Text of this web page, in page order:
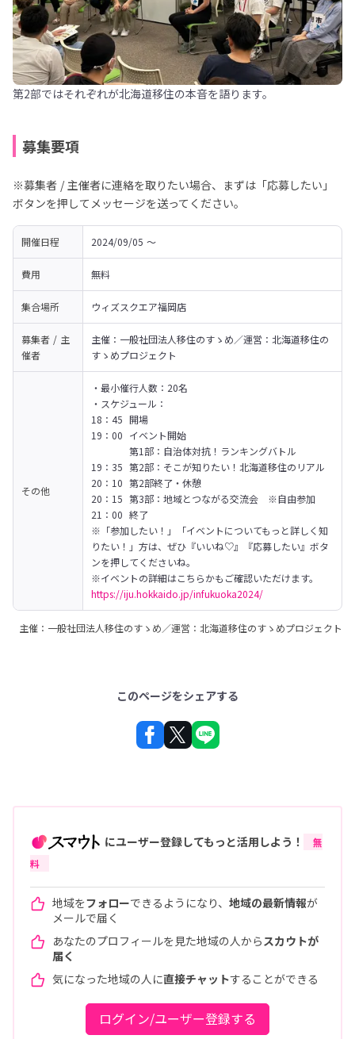
第2部ではそれぞれが北海道移住の本音を語ります。
募集要項
※募集者 / 主催者に連絡を取りたい場合、まずは「応募したい」
ボタンを押してメッセージを送ってください。
開催日程 2024/09/05 〜
費用 無料
集合場所 ウィズスクエア福岡店
募集者 / 主
催者
主催：一般社団法人移住のすゝめ／運営：北海道移住の
すゝめプロジェクト
その他
・最小催行人数：20名
・スケジュール：
18：45	開場
19：00	イベント開始
第1部：自治体対抗！ランキングバトル
19：35	第2部：そこが知りたい！北海道移住のリアル
20：10	第2部終了・休憩
20：15	第3部：地域とつながる交流会　※自由参加
21：00	終了
※「参加したい！」「イベントについてもっと詳しく知
りたい！」方は、ぜひ『いいね♡』『応募したい』ボタ
ンを押してくださいね。
https://iju.hokkaido.jp/infukuoka2024/
主催：一般社団法人移住のすゝめ／運営：北海道移住のすゝめプロジェクト
このページをシェアする
にユーザー登録してもっと活用しよう！
無
料
地域をフォローできるようになり、 地域の最新情報が
メールで届く
あなたのプロフィールを見た地域の人から スカウトが
届く
気になった地域の人に直接チャットすることができる
ログイン/ユーザー登録する